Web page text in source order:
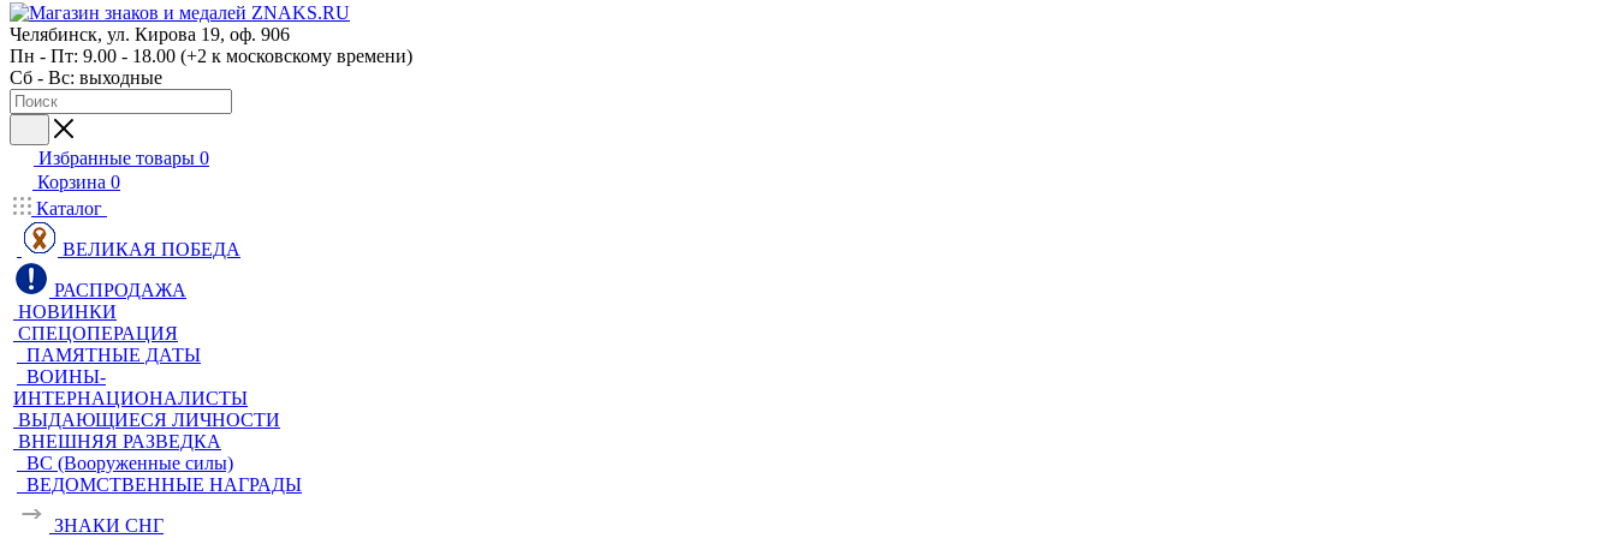
Челябинск, ул. Кирова 19, оф. 906
Пн - Пт: 9.00 - 18.00 (+2 к московскому времени)
Сб - Вс: выходные
Избранные товары 0
Корзина 0
Каталог
ВЕЛИКАЯ ПОБЕДА
РАСПРОДАЖА
НОВИНКИ
СПЕЦОПЕРАЦИЯ
ПАМЯТНЫЕ ДАТЫ
ВОИНЫ-
ИНТЕРНАЦИОНАЛИСТЫ
ВЫДАЮЩИЕСЯ ЛИЧНОСТИ
ВНЕШНЯЯ РАЗВЕДКА
ВС (Вооруженные силы)
ВЕДОМСТВЕННЫЕ НАГРАДЫ
ЗНАКИ СНГ